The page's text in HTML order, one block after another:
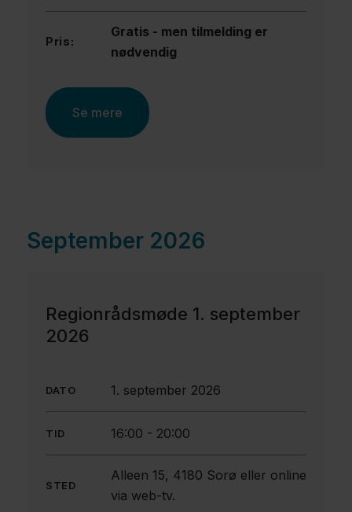
Pris:
Gratis - men tilmelding er
nødvendig
Se mere
September 2026
Regionrådsmøde 1. september
2026
DATO 1. september 2026
TID 16:00 - 20:00
STED
Alleen 15, 4180 Sorø eller online
via web-tv.